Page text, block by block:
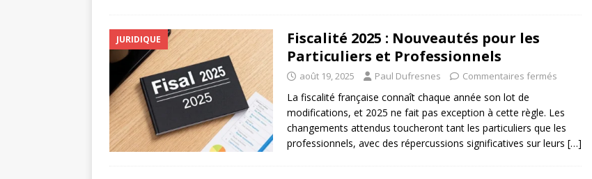
JURIDIQUE
Fiscalité 2025 : Nouveautés pour les
Particuliers et Professionnels
août 19, 2025 Paul Dufresnes Commentaires fermés
La fiscalité française connaît chaque année son lot de
modifications, et 2025 ne fait pas exception à cette règle. Les
changements attendus toucheront tant les particuliers que les
professionnels, avec des répercussions significatives sur leurs […]